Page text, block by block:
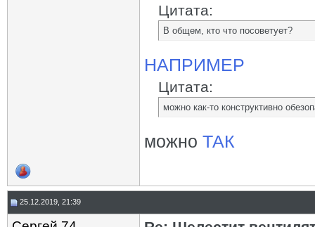
Цитата:
В общем, кто что посоветует?
НАПРИМЕР
Цитата:
можно как-то конструктивно
можно ТАК
25.12.2019, 21:39